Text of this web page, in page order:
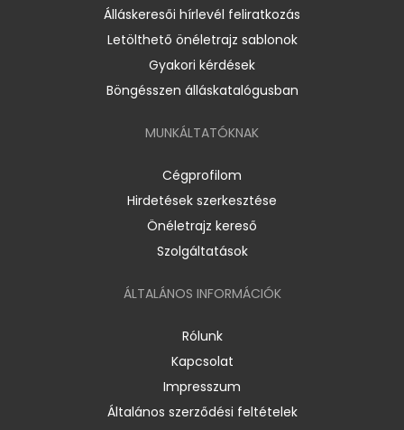
Álláskeresői hírlevél feliratkozás
Letölthető önéletrajz sablonok
Gyakori kérdések
Böngésszen álláskatalógusban
MUNKÁLTATÓKNAK
Cégprofilom
Hirdetések szerkesztése
Önéletrajz kereső
Szolgáltatások
ÁLTALÁNOS INFORMÁCIÓK
Rólunk
Kapcsolat
Impresszum
Általános szerződési feltételek